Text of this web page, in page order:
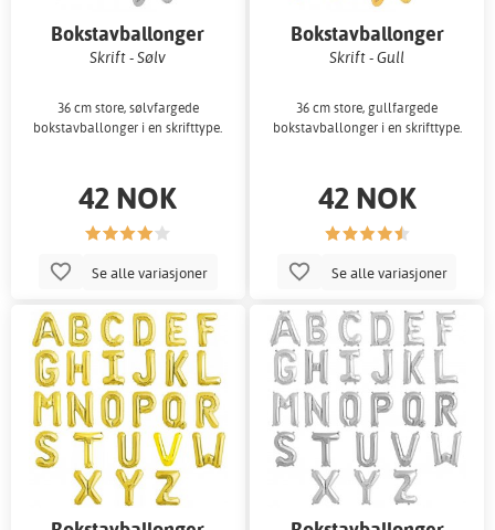
Bokstavballonger
Skrift - Sølv
36 cm store, sølvfargede
bokstavballonger i en skrifttype.
42 NOK
Se alle variasjoner
Bokstavballonger
Skrift - Gull
36 cm store, gullfargede
bokstavballonger i en skrifttype.
42 NOK
Se alle variasjoner